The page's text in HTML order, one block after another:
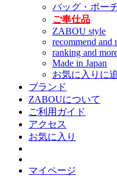
バッグ・ポー
ご奉仕品
ZABOU style
recommend and
ranking and
Made in Japan
お気に入りに
ブランド
ZABOUについて
ご利用ガイド
アクセス
お気に入り
マイページ